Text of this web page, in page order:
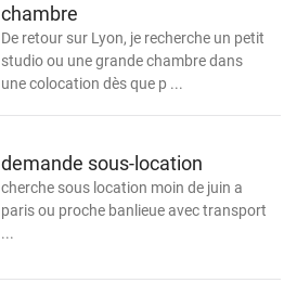
chambre
De retour sur Lyon, je recherche un petit
studio ou une grande chambre dans
une colocation dès que p ...
demande sous-location
cherche sous location moin de juin a
paris ou proche banlieue avec transport
...